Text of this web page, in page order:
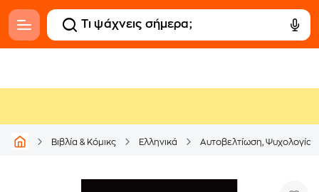
Βιβλία & Κόμικς Ελληνικά Αυτοβελτίωση, Ψυχολογία